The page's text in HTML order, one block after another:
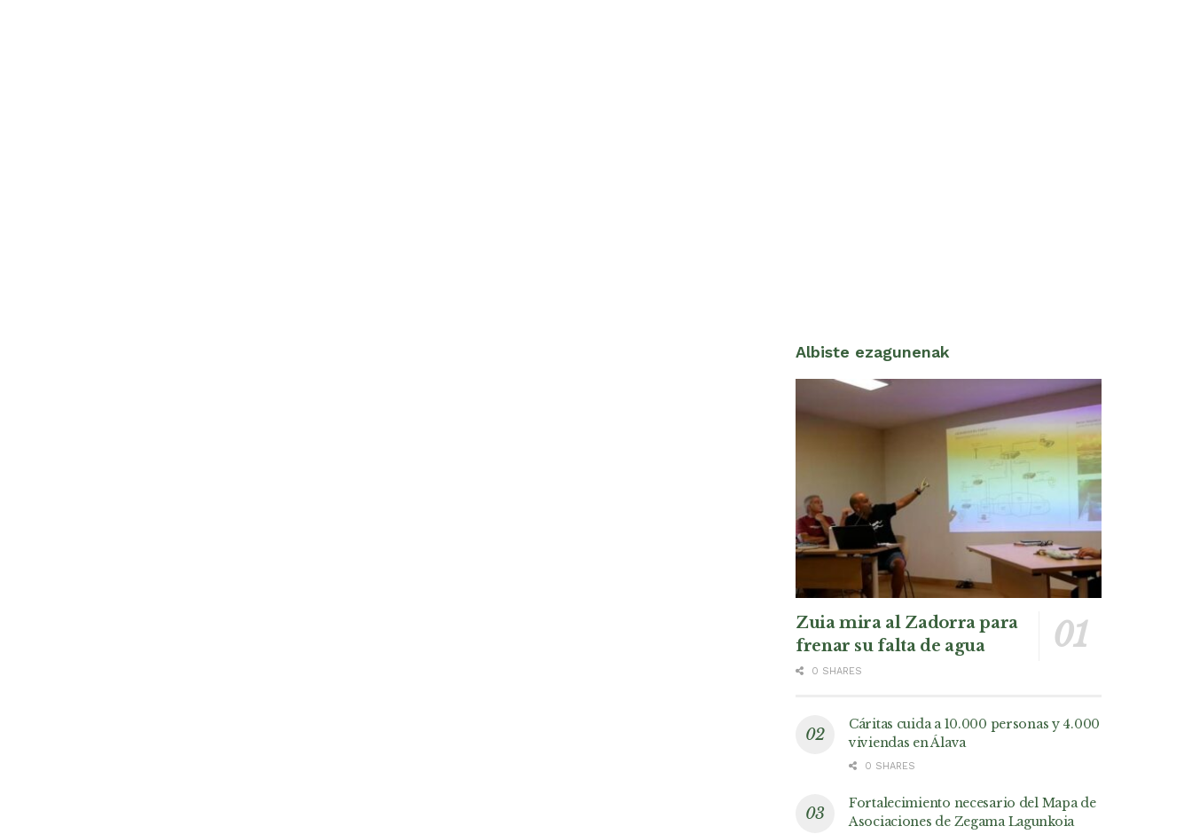
Albiste ezagunenak
Zuia mira al Zadorra para
frenar su falta de agua
0 SHARES
Cáritas cuida a 10.000 personas y 4.000
viviendas en Álava
0 SHARES
Fortalecimiento necesario del Mapa de
Asociaciones de Zegama Lagunkoia